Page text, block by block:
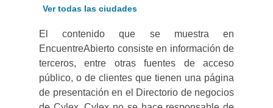
Ver todas las ciudades
El contenido que se muestra en
EncuentreAbierto consiste en información de
terceros, entre otras fuentes de acceso
público, o de clientes que tienen una página
de presentación en el Directorio de negocios